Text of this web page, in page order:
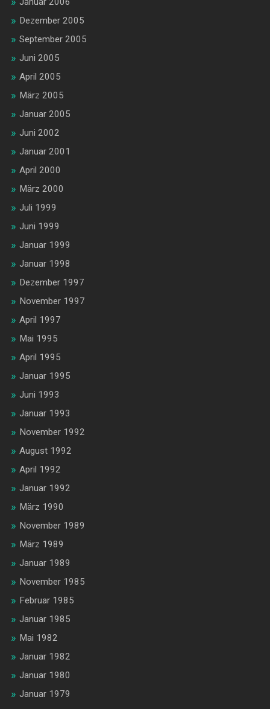
Dezember 2005
September 2005
Juni 2005
April 2005
März 2005
Januar 2005
Juni 2002
Januar 2001
April 2000
März 2000
Juli 1999
Juni 1999
Januar 1999
Januar 1998
Dezember 1997
November 1997
April 1997
Mai 1995
April 1995
Januar 1995
Juni 1993
Januar 1993
November 1992
August 1992
April 1992
Januar 1992
März 1990
November 1989
März 1989
Januar 1989
November 1985
Februar 1985
Januar 1985
Mai 1982
Januar 1982
Januar 1980
Januar 1979